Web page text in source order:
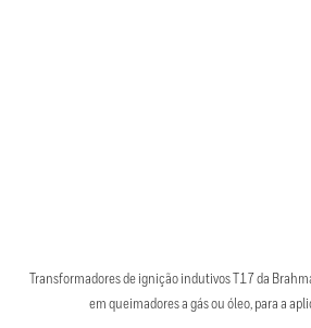
Transformadores de ignição indutivos T17 da
em queimadores a gás ou óleo, para a